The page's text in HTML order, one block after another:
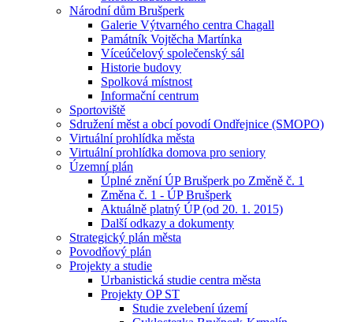
Národní dům Brušperk
Galerie Výtvarného centra Chagall
Památník Vojtěcha Martínka
Víceúčelový společenský sál
Historie budovy
Spolková místnost
Informační centrum
Sportoviště
Sdružení měst a obcí povodí Ondřejnice (SMOPO)
Virtuální prohlídka města
Virtuální prohlídka domova pro seniory
Územní plán
Úplné znění ÚP Brušperk po Změně č. 1
Změna č. 1 - ÚP Brušperk
Aktuálně platný ÚP (od 20. 1. 2015)
Další odkazy a dokumenty
Strategický plán města
Povodňový plán
Projekty a studie
Urbanistická studie centra města
Projekty OP ST
Studie zvelebení území